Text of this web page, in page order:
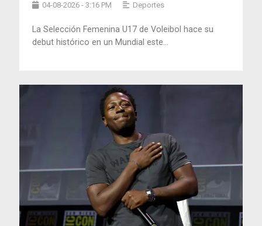
04-08-2026 - 3:16 PM Deportes
La Selección Femenina U17 de Voleibol hace su
debut histórico en un Mundial este...